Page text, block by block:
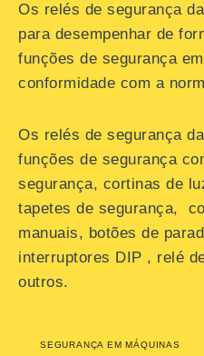
Os relés de segurança
para desempenhar de
funções de segurança
conformidade com a
Os relés de segurança
funções de segurança
segurança, cortinas de
tapetes de segurança,
manuais, botões de
interruptores DIP , relé
outros.
SEGURANÇA EM MÁQUINAS